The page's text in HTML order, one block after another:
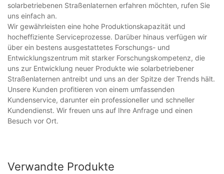
solarbetriebenen Straßenlaternen erfahren möchten, rufen Sie
uns einfach an.
Wir gewährleisten eine hohe Produktionskapazität und
hocheffiziente Serviceprozesse. Darüber hinaus verfügen wir
über ein bestens ausgestattetes Forschungs- und
Entwicklungszentrum mit starker Forschungskompetenz, die
uns zur Entwicklung neuer Produkte wie solarbetriebener
Straßenlaternen antreibt und uns an der Spitze der Trends hält.
Unsere Kunden profitieren von einem umfassenden
Kundenservice, darunter ein professioneller und schneller
Kundendienst. Wir freuen uns auf Ihre Anfrage und einen
Besuch vor Ort.
Verwandte Produkte